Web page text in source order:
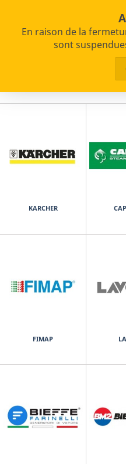
ASSISTANCE
Nettoyage à la vapeur
KARCHER
FIMAP
En raison de la
sont